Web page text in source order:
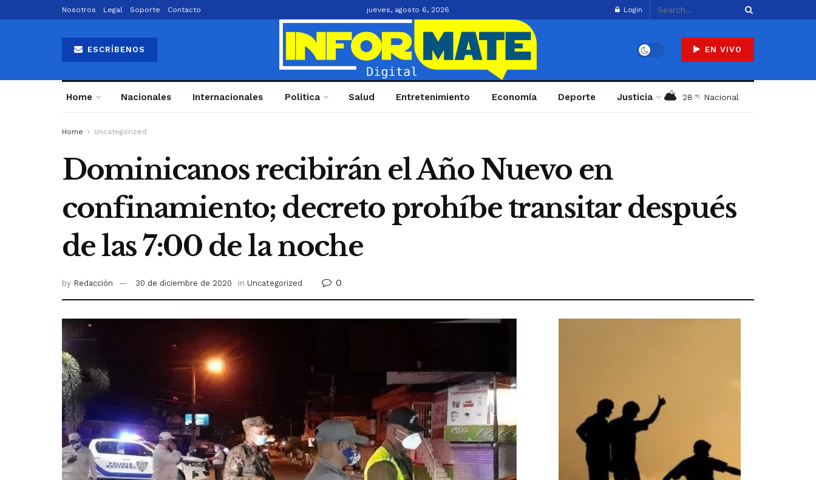
Nosotros Legal Soporte Contacto jueves, agosto 6, 2026 Login
ESCRÍBENOS EN VIVO
Home Nacionales Internacionales Politica Salud Entretenimiento Economía Deporte Justicia 28 °C Nacional
Home Uncategorized
Dominicanos recibirán el Año Nuevo en
confinamiento; decreto prohíbe transitar después
de las 7:00 de la noche
by Redacción 30 de diciembre de 2020 in Uncategorized 0